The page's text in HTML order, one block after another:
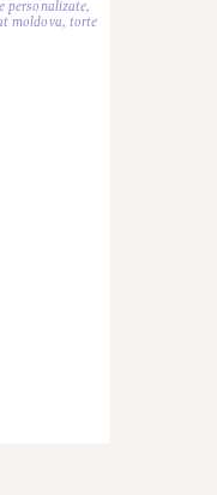
personalizate,
moldova, torte